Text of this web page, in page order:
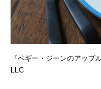
『ペギー・ジーンのアッ
LLC